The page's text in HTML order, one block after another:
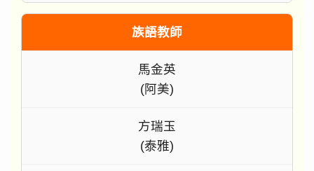
族語教師
馬金英
(阿美)
方瑞玉
(泰雅)